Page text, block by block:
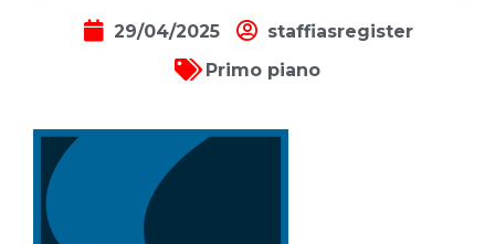
29/04/2025
staffiasregister
Primo piano